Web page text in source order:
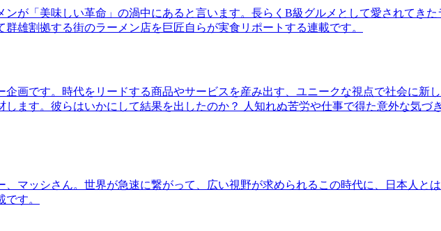
が「美味しい革命」の渦中にあると言います。長らくB級グルメとして愛されてき
雄割拠する街のラーメン店を巨匠自らが実食リポートする連載です。
画です。時代をリードする商品やサービスを産み出す、ユニークな視点で社会に新
ます。彼らはいかにして結果を出したのか？ 人知れぬ苦労や仕事で得た意外な気づ
マッシさん。世界が急速に繋がって、広い視野が求められるこの時代に、日本人と
す。